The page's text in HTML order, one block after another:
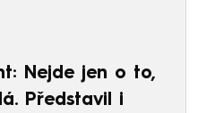
Nejde jen o to,
Představil i